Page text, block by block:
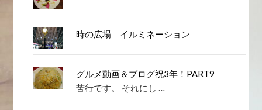
時の広場 イルミネーション
グルメ動画＆ブログ祝3年！PART9
苦行です。 それにし …